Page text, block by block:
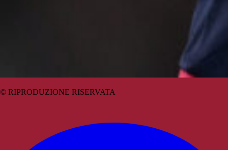
© RIPRODUZIONE RISERVATA